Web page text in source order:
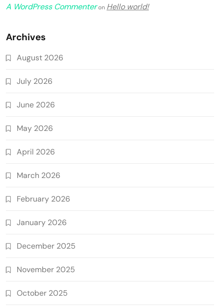
A WordPress Commenteron Hello world!
Archives
August 2026
July 2026
June 2026
May 2026
April 2026
March 2026
February 2026
January 2026
December 2025
November 2025
October 2025